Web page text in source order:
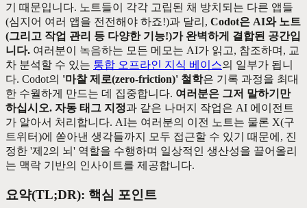
기 때문입니다. 노트들이 각각 고립된 채 방치되는 다른 앱들
(심지어 여러 앱을 전전해야 하죠!)과 달리, Codot은 AI와 노트
(그리고 작업 관리 등 다양한 기능!)가 완벽하게 결합된 공간입
니다. 여러분이 녹음하는 모든 메모는 AI가 읽고, 참조하며, 교
차 분석할 수 있는 통합 오프라인 지식 베이스의 일부가 됩니
다. Codot의 '마찰 제로(zero-friction)' 철학은 기록 과정을 최대
한 수월하게 만드는 데 집중합니다. 여러분은 그저 말하기만
하십시오. 자동 태그 지정과 같은 나머지 작업은 AI 에이전트
가 알아서 처리합니다. AI는 여러분의 이전 노트는 물론 X(구
트위터)에 쏟아낸 생각들까지 모두 접근할 수 있기 때문에, 진
정한 '제2의 뇌' 역할을 수행하며 일상적인 생산성을 끌어올리
는 맥락 기반의 인사이트를 제공합니다.
요약(TL;DR): 핵심 포인트